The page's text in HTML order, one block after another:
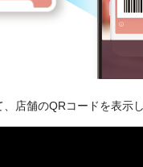
店舗のQRコードを表示